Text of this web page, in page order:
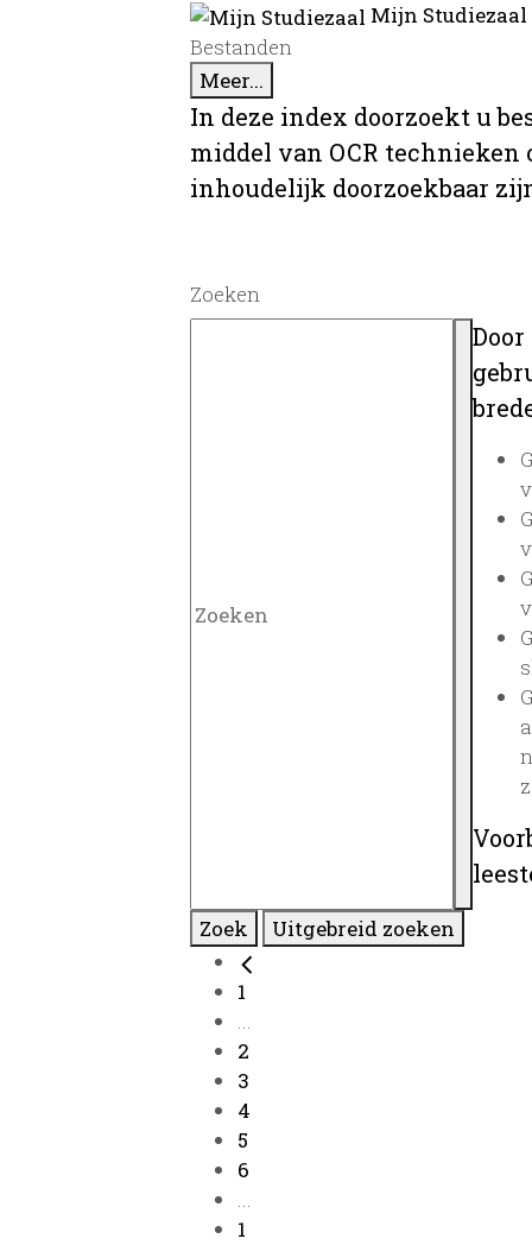
Mijn
Bestanden
Meer...
In deze index doorzoekt u
middel van OCR
inhoudelijk doorzoekbaar
Zoeken
Zoek Uitgebreid zoeken
1
...
2
3
4
5
6
...
1